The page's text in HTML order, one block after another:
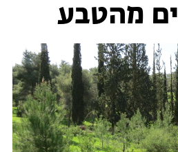
מהטבע